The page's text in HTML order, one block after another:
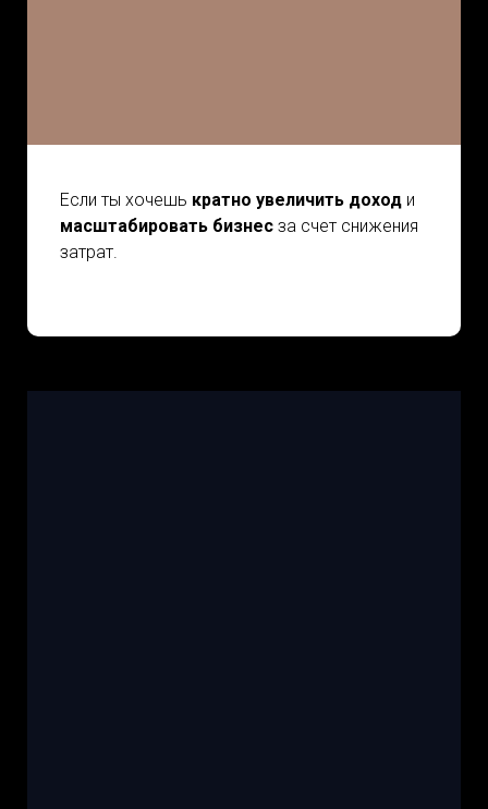
Если ты хочешь кратно увеличить доход и
масштабировать бизнес за счет снижения
затрат.